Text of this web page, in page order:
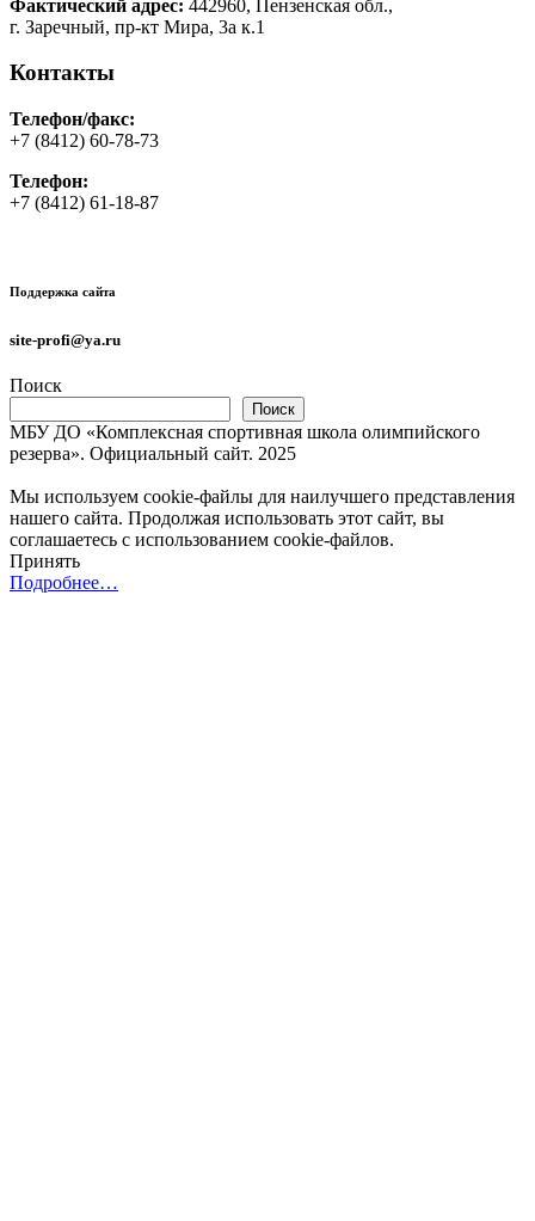
Фактический адрес: 442960, Пензенская обл.,
г. Заречный, пр-кт Мира, 3а к.1
Контакты
Телефон/факс:
+7 (8412) 60-78-73
Телефон:
+7 (8412) 61-18-87
Поддержка сайта
site-profi@ya.ru
Поиск
Поиск
МБУ ДО «Комплексная спортивная школа олимпийского
резерва». Официальный сайт. 2025
Мы используем cookie-файлы для наилучшего представления
нашего сайта. Продолжая использовать этот сайт, вы
соглашаетесь с использованием cookie-файлов.
Принять
Подробнее…